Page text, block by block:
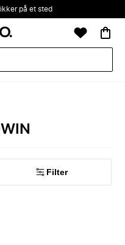
på et sted
Filter